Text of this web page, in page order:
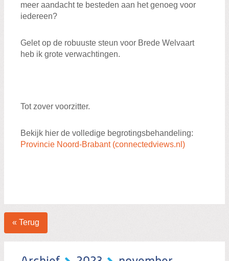
meer aandacht te besteden aan het genoeg voor
iedereen?
Gelet op de robuuste steun voor Brede Welvaart
heb ik grote verwachtingen.
Tot zover voorzitter.
Bekijk hier de volledige begrotingsbehandeling:
Provincie Noord-Brabant (connectedviews.nl)
« Terug